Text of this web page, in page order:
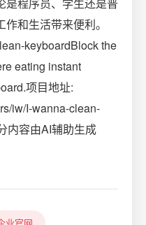
和生活带来便利。
keyboardBlock the
eating instant
项目地址:
iw/I-wanna-clean-
内容由AI辅助生成
业官网